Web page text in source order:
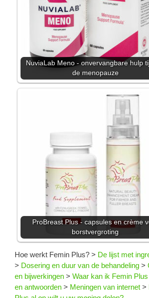
NuviaLab Meno - onvervangbare hulp
de menopauze
ProBreast Plus - capsules en crème
borstvergroting
Hoe werkt Femin Plus? > De lijst met
> Dosering en duur van de behandeling >
en bijwerkingen > Waar kan ik Femin
en antwoorden > Meningen van internet >